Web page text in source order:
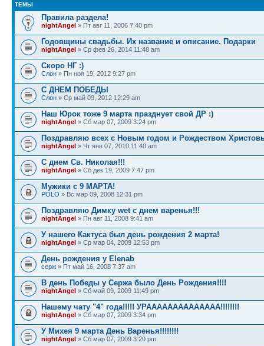
ТЕМЫ
Правила раздела!
nightAngel » Пт авг 11, 2006 7:40 pm
Годовщины свадьбы. Их название и описание. Подарки
nightAngel » Ср фев 26, 2014 11:48 am
Скоро НГ :)
Слон » Пн ноя 19, 2012 9:27 pm
С ДНЕМ ПОБЕДЫ
Слон » Ср май 09, 2012 12:29 am
Наш Юрок тоже 9 марта празднует свой ДР :)
nightAngel » Сб мар 07, 2009 3:24 pm
Поздравляю всех с Новым годом и Рождеством
nightAngel » Чт янв 07, 2010 11:40 am
С днем Св. Николая!!!
nightAngel » Сб дек 19, 2009 7:47 pm
Мужики с 9 МАРТА!
POLO » Вс мар 09, 2008 12:31 pm
Поздравляю Димку wet с днем варенья!!!
nightAngel » Пн авг 11, 2008 9:41 am
У нашего Кактуса был день рождения 2 марта!
nightAngel » Ср мар 04, 2009 12:53 pm
День рождения у Elenab
серж » Пт май 16, 2008 7:37 am
В день Победы у Сержа было День Рождения!!!!
nightAngel » Сб май 09, 2009 11:49 pm
Нашему чату "4" года!!!!! УРАААААААААААААА!!!!!!!!
nightAngel » Сб мар 07, 2009 3:34 pm
У Михея 9 марта День Варенья!!!!!!!!
nightAngel » Сб мар 07, 2009 3:20 pm